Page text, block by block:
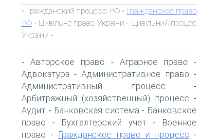
- Гражданский процесс РФ- Гражданское право
РФ - Цивільне право України - Цивільний процес
України -
-Авторское право - Аграрное право -
Адвокатура - Административное право -
Административный процесс -
Арбитражный (хозяйственный) процесс -
Аудит - Банковская система - Банковское
право - Бухгалтерский учет-
Военное
право - Гражданское право и процесс -